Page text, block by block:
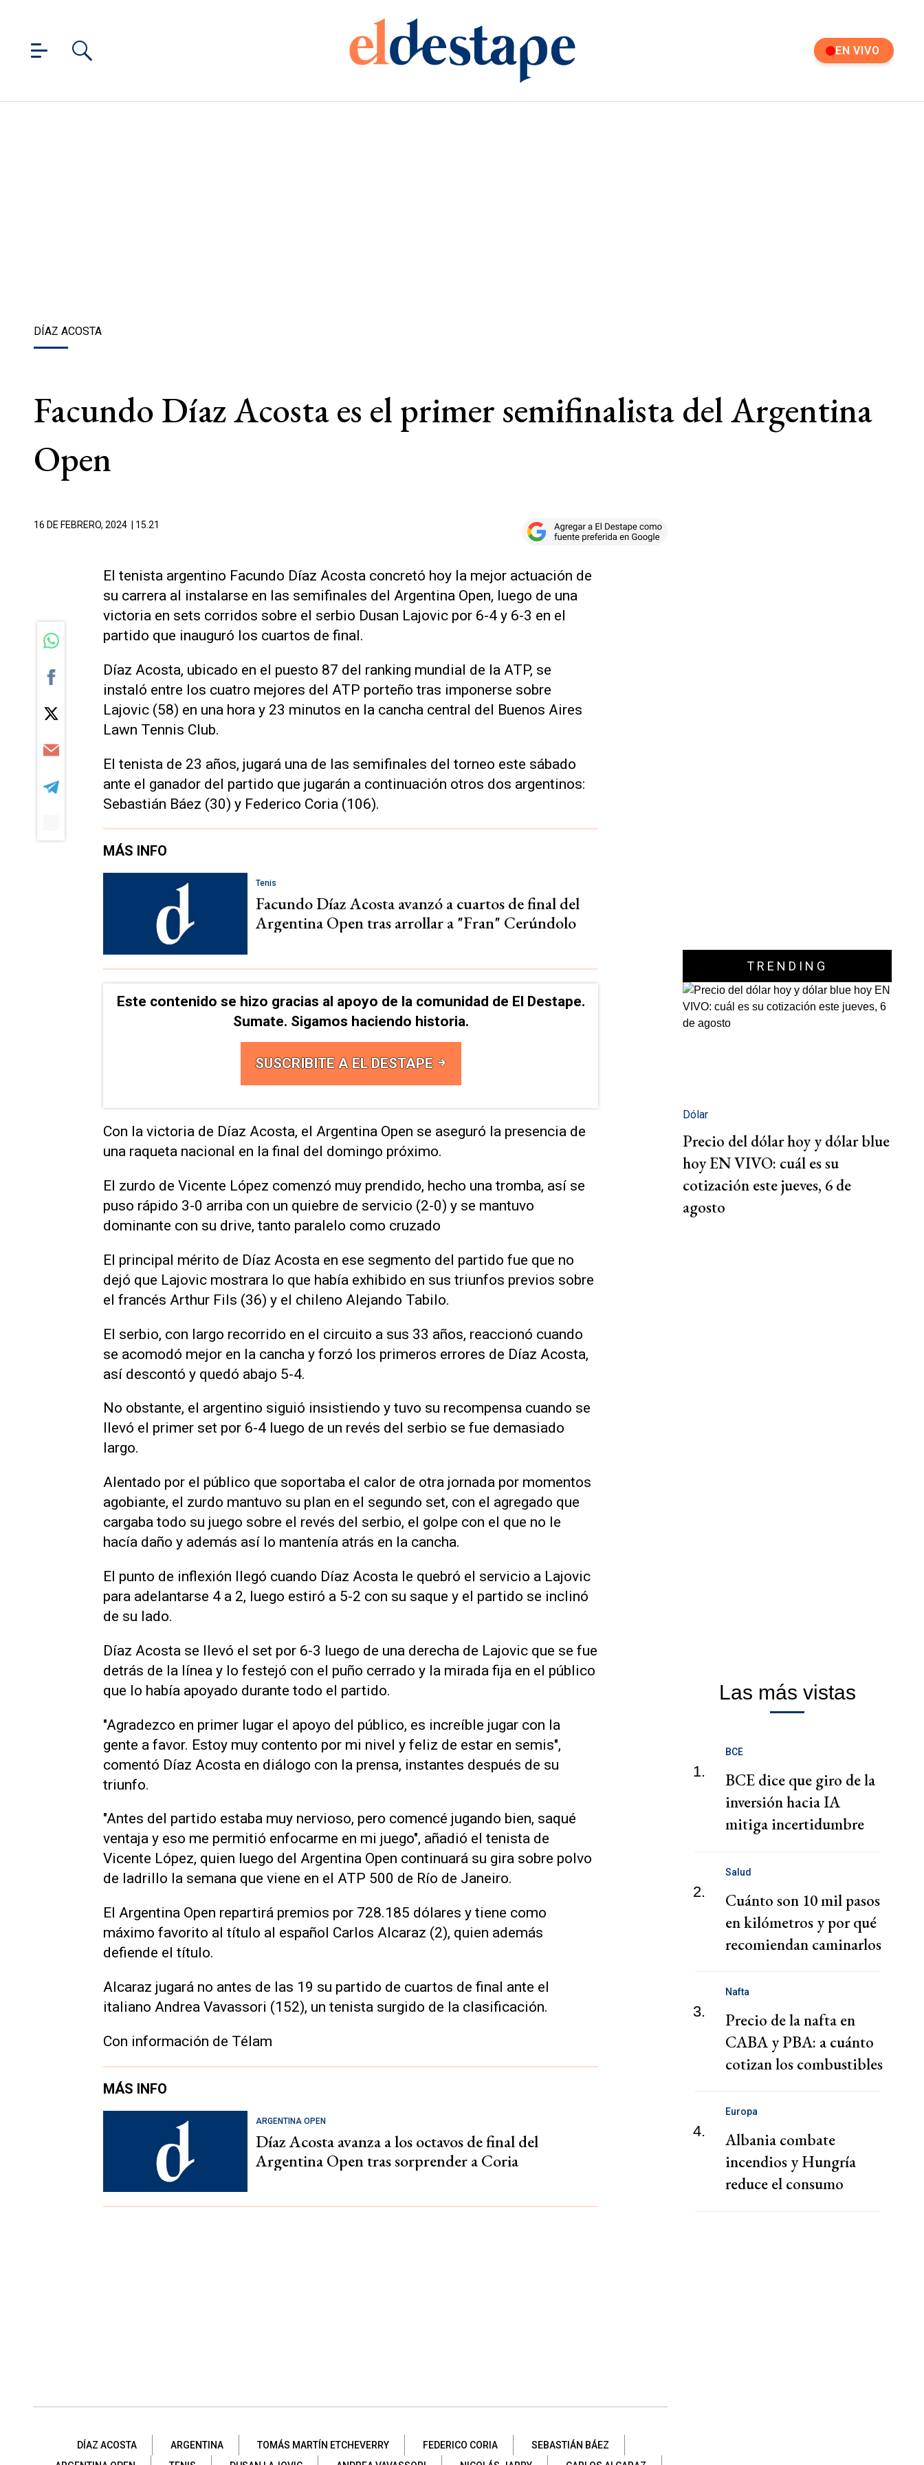
EN VIVO
DÍAZ ACOSTA
Facundo Díaz Acosta es el primer semifinalista del Argentina
Open
16 DE FEBRERO, 2024 | 15.21
El tenista argentino Facundo Díaz Acosta concretó hoy la mejor actuación de
su carrera al instalarse en las semifinales del Argentina Open, luego de una
victoria en sets corridos sobre el serbio Dusan Lajovic por 6-4 y 6-3 en el
partido que inauguró los cuartos de final.
Díaz Acosta, ubicado en el puesto 87 del ranking mundial de la ATP, se
instaló entre los cuatro mejores del ATP porteño tras imponerse sobre
Lajovic (58) en una hora y 23 minutos en la cancha central del Buenos Aires
Lawn Tennis Club.
El tenista de 23 años, jugará una de las semifinales del torneo este sábado
ante el ganador del partido que jugarán a continuación otros dos argentinos:
Sebastián Báez (30) y Federico Coria (106).
MÁS INFO
Tenis
Facundo Díaz Acosta avanzó a cuartos de final del
Argentina Open tras arrollar a "Fran" Cerúndolo
Este contenido se hizo gracias al apoyo de la comunidad de El Destape.
Sumate. Sigamos haciendo historia.
SUSCRIBITE A EL DESTAPE
Con la victoria de Díaz Acosta, el Argentina Open se aseguró la presencia de
una raqueta nacional en la final del domingo próximo.
El zurdo de Vicente López comenzó muy prendido, hecho una tromba, así se
puso rápido 3-0 arriba con un quiebre de servicio (2-0) y se mantuvo
dominante con su drive, tanto paralelo como cruzado
El principal mérito de Díaz Acosta en ese segmento del partido fue que no
dejó que Lajovic mostrara lo que había exhibido en sus triunfos previos sobre
el francés Arthur Fils (36) y el chileno Alejando Tabilo.
El serbio, con largo recorrido en el circuito a sus 33 años, reaccionó cuando
se acomodó mejor en la cancha y forzó los primeros errores de Díaz Acosta,
así descontó y quedó abajo 5-4.
No obstante, el argentino siguió insistiendo y tuvo su recompensa cuando se
llevó el primer set por 6-4 luego de un revés del serbio se fue demasiado
largo.
Alentado por el público que soportaba el calor de otra jornada por momentos
agobiante, el zurdo mantuvo su plan en el segundo set, con el agregado que
cargaba todo su juego sobre el revés del serbio, el golpe con el que no le
hacía daño y además así lo mantenía atrás en la cancha.
El punto de inflexión llegó cuando Díaz Acosta le quebró el servicio a Lajovic
para adelantarse 4 a 2, luego estiró a 5-2 con su saque y el partido se inclinó
de su lado.
Díaz Acosta se llevó el set por 6-3 luego de una derecha de Lajovic que se fue
detrás de la línea y lo festejó con el puño cerrado y la mirada fija en el público
que lo había apoyado durante todo el partido.
"Agradezco en primer lugar el apoyo del público, es increíble jugar con la
gente a favor. Estoy muy contento por mi nivel y feliz de estar en semis",
comentó Díaz Acosta en diálogo con la prensa, instantes después de su
triunfo.
"Antes del partido estaba muy nervioso, pero comencé jugando bien, saqué
ventaja y eso me permitió enfocarme en mi juego", añadió el tenista de
Vicente López, quien luego del Argentina Open continuará su gira sobre polvo
de ladrillo la semana que viene en el ATP 500 de Río de Janeiro.
El Argentina Open repartirá premios por 728.185 dólares y tiene como
máximo favorito al título al español Carlos Alcaraz (2), quien además
defiende el título.
Alcaraz jugará no antes de las 19 su partido de cuartos de final ante el
italiano Andrea Vavassori (152), un tenista surgido de la clasificación.
Con información de Télam
MÁS INFO
ARGENTINA OPEN
Díaz Acosta avanza a los octavos de final del
Argentina Open tras sorprender a Coria
DÍAZ ACOSTA ARGENTINA TOMÁS MARTÍN ETCHEVERRY FEDERICO CORIA
SEBASTIÁN BÁEZ
TRENDING
Dólar
Precio del dólar hoy y dólar blue
hoy EN VIVO: cuál es su
cotización este jueves, 6 de
agosto
Las más vistas
1.
BCE
BCE dice que giro de la
inversión hacia IA
mitiga incertidumbre
zona euro
2.
Salud
Cuánto son 10 mil pasos
en kilómetros y por qué
recomiendan caminarlos
3.
Nafta
Precio de la nafta en
CABA y PBA: a cuánto
cotizan los combustibles
agosto
4.
Europa
Albania combate
incendios y Hungría
reduce el consumo